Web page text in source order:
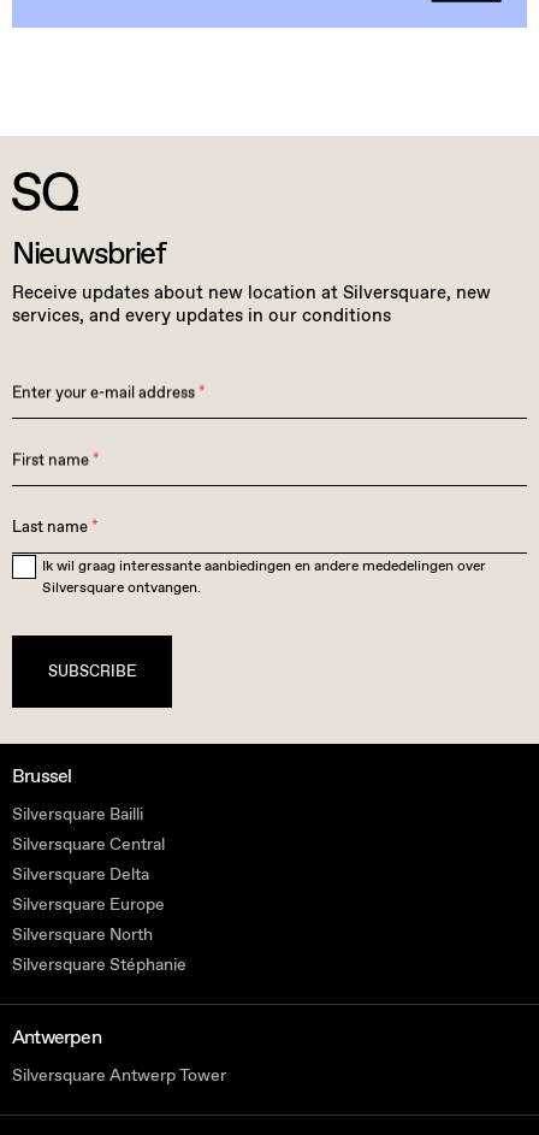
Nieuwsbrief
Receive updates about new location at Silversquare, new
services, and every updates in our conditions
Enter your e-mail address*
First name*
Last name*
Ik wil graag interessante aanbiedingen en andere mededelingen over
Silversquare ontvangen.
SUBSCRIBE
Brussel
Silversquare Bailli
Silversquare Central
Silversquare Delta
Silversquare Europe
Silversquare North
Silversquare Stéphanie
Antwerpen
Silversquare Antwerp Tower